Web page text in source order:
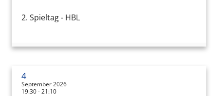
2. Spieltag - HBL
4
September 2026
19:30 - 21:10